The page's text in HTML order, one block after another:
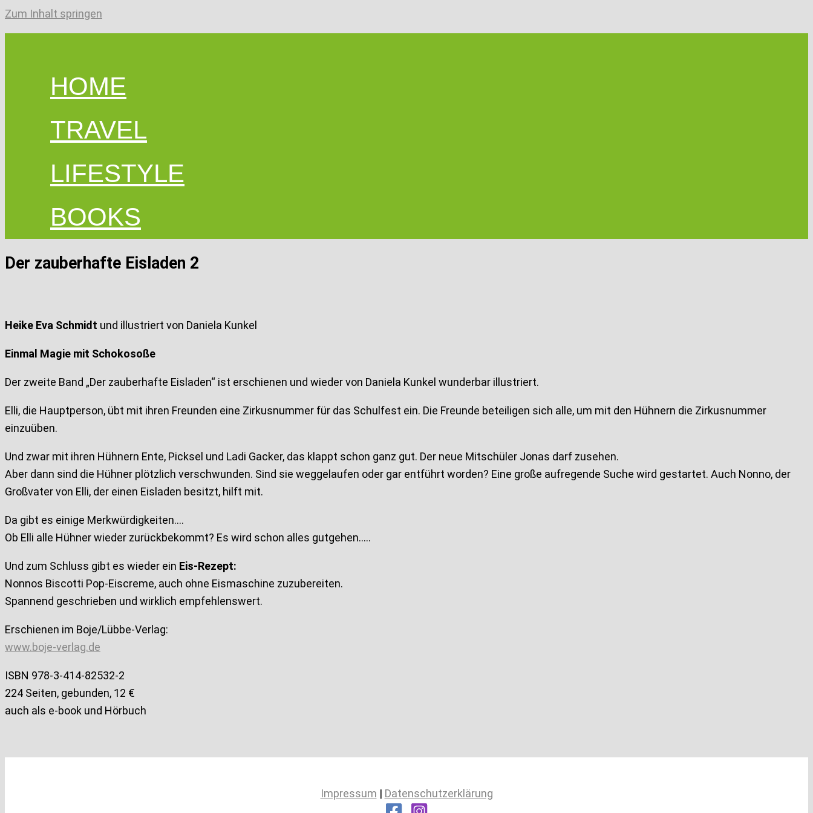
Zum Inhalt springen
HOME
TRAVEL
LIFESTYLE
BOOKS
Der zauberhafte Eisladen 2
Heike Eva Schmidt und illustriert von Daniela Kunkel
Einmal Magie mit Schokosoße
Der zweite Band „Der zauberhafte Eisladen“ ist erschienen und wieder von Daniela Kunkel wunderbar illustriert.
Elli, die Hauptperson, übt mit ihren Freunden eine Zirkusnummer für das Schulfest ein. Die Freunde beteiligen sich alle, um mit den Hühnern die Zirkusnummer
einzuüben.
Und zwar mit ihren Hühnern Ente, Picksel und Ladi Gacker, das klappt schon ganz gut. Der neue Mitschüler Jonas darf zusehen.
Aber dann sind die Hühner plötzlich verschwunden. Sind sie weggelaufen oder gar entführt worden? Eine große aufregende Suche wird gestartet. Auch Nonno, der
Großvater von Elli, der einen Eisladen besitzt, hilft mit.
Da gibt es einige Merkwürdigkeiten….
Ob Elli alle Hühner wieder zurückbekommt? Es wird schon alles gutgehen…..
Und zum Schluss gibt es wieder ein Eis-Rezept:
Nonnos Biscotti Pop-Eiscreme, auch ohne Eismaschine zuzubereiten.
Spannend geschrieben und wirklich empfehlenswert.
Erschienen im Boje/Lübbe-Verlag:
www.boje-verlag.de
ISBN 978-3-414-82532-2
224 Seiten, gebunden, 12 €
auch als e-book und Hörbuch
Impressum | Datenschutzerklärung